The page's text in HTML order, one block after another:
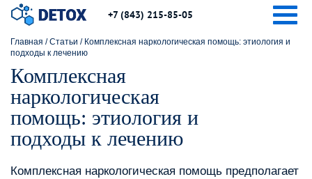
+7 (843) 215-85-05
Главная /Статьи / Комплексная наркологическая помощь: этиология и
подходы к лечению
Комплексная
наркологическая
помощь: этиология и
подходы к лечению
Комплексная наркологическая помощь предполагает